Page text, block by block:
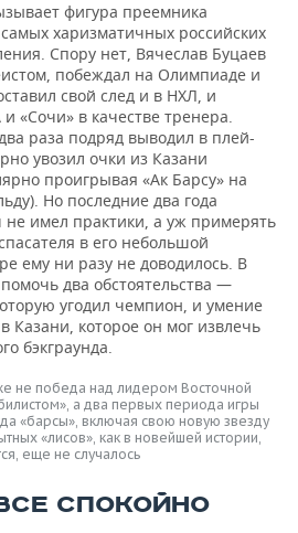
фигура преемника
харизматичных российских
Спору нет, Вячеслав Буцаев
побеждал на Олимпиаде и
свой след и в НХЛ, и
«Сочи» в качестве тренера.
раза подряд выводил в плей-
увозил очки из Казани
проигрывая «Ак Барсу» на
Но последние два года
не имел практики, а уж примерять
в его небольшой
ему ни разу не доводилось. В
два обстоятельства —
угодил чемпион, и умение
Казани, которое он мог извлечь
бэкграунда.
не победа над лидером Восточной
а два первых периода игры
«барсы», включая свою новую звезду
«лисов», как в новейшей истории,
еще не случалось
СПОКОЙНО